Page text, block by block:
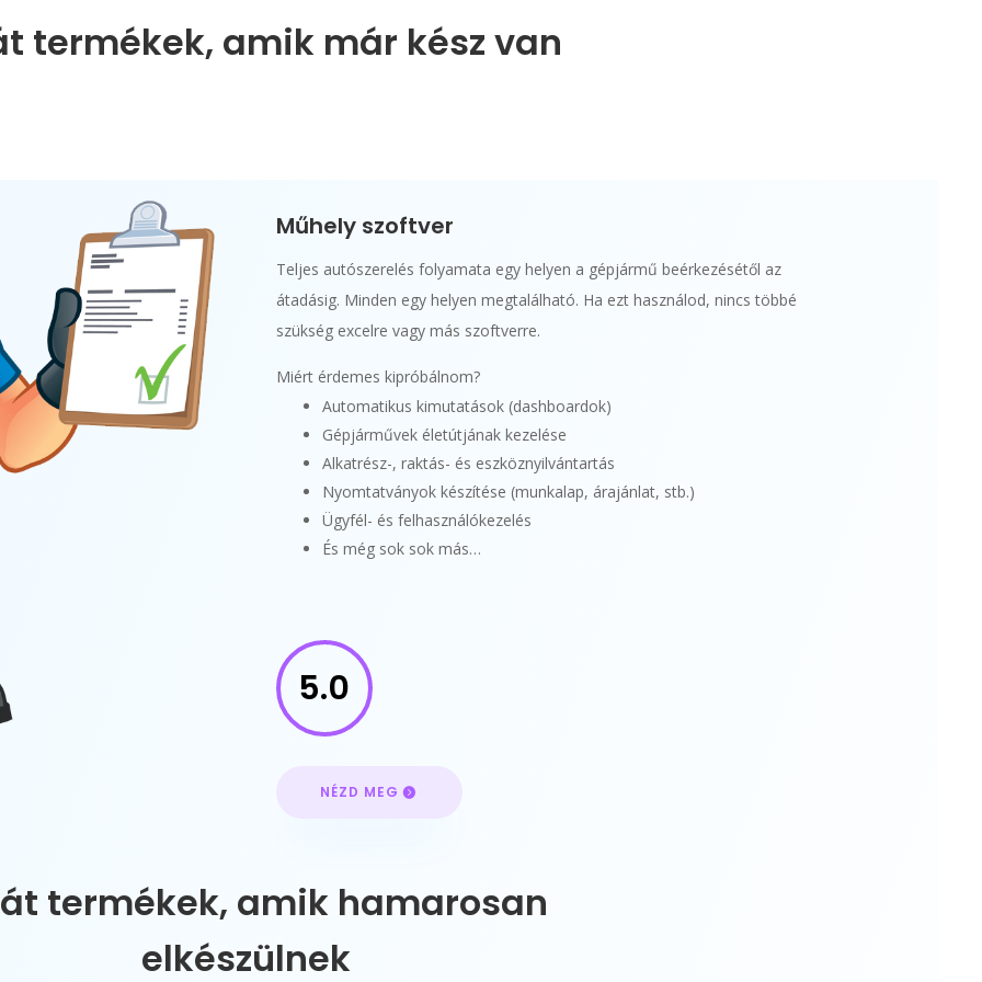
termékek, amik már kész van
Műhely szoftver
Teljes autószerelés folyamata egy helyen a gépjármű beérkezésétől az
átadásig. Minden egy helyen megtalálható. Ha ezt használod, nincs többé
szükség excelre vagy más szoftverre.
Miért érdemes kipróbálnom?
Automatikus kimutatások (dashboardok)
Gépjárművek életútjának kezelése
Alkatrész-, raktás- és eszköznyilvántartás
Nyomtatványok készítése (munkalap, árajánlat, stb.)
Ügyfél- és felhasználókezelés
És még sok sok más…
5.0
NÉZD MEG
termékek, amik hamarosan
elkészülnek